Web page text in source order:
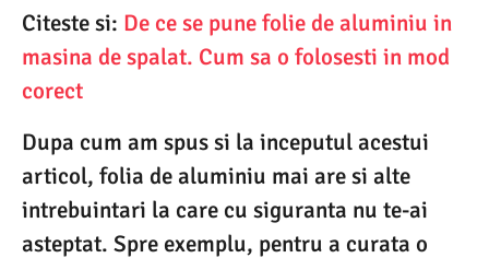
Citeste si: De ce se pune folie de aluminiu in
masina de spalat. Cum sa o folosesti in mod
corect
Dupa cum am spus si la inceputul acestui
articol, folia de aluminiu mai are si alte
intrebuintari la care cu siguranta nu te-ai
asteptat. Spre exemplu, pentru a curata o